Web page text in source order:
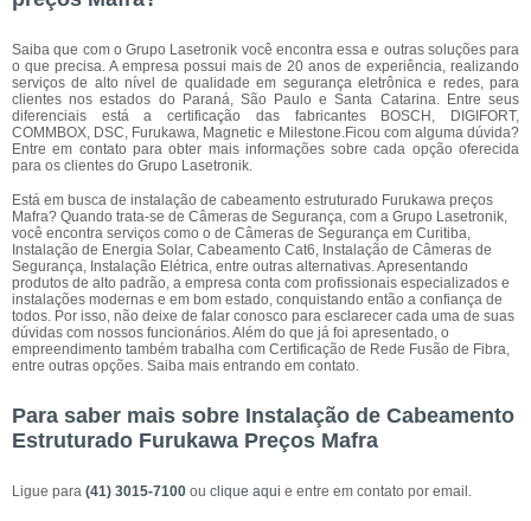
Saiba que com o Grupo Lasetronik você encontra essa e outras soluções para
o que precisa. A empresa possui mais de 20 anos de experiência, realizando
serviços de alto nível de qualidade em segurança eletrônica e redes, para
clientes nos estados do Paraná, São Paulo e Santa Catarina. Entre seus
diferenciais está a certificação das fabricantes BOSCH, DIGIFORT,
COMMBOX, DSC, Furukawa, Magnetic e Milestone.Ficou com alguma dúvida?
Entre em contato para obter mais informações sobre cada opção oferecida
para os clientes do Grupo Lasetronik.
Está em busca de instalação de cabeamento estruturado Furukawa preços
Mafra? Quando trata-se de Câmeras de Segurança, com a Grupo Lasetronik,
você encontra serviços como o de Câmeras de Segurança em Curitiba,
Instalação de Energia Solar, Cabeamento Cat6, Instalação de Câmeras de
Segurança, Instalação Elétrica, entre outras alternativas. Apresentando
produtos de alto padrão, a empresa conta com profissionais especializados e
instalações modernas e em bom estado, conquistando então a confiança de
todos. Por isso, não deixe de falar conosco para esclarecer cada uma de suas
dúvidas com nossos funcionários. Além do que já foi apresentado, o
empreendimento também trabalha com Certificação de Rede Fusão de Fibra,
entre outras opções. Saiba mais entrando em contato.
Para saber mais sobre Instalação de Cabeamento
Estruturado Furukawa Preços Mafra
Ligue para (41) 3015-7100 ou clique aqui e entre em contato por email.